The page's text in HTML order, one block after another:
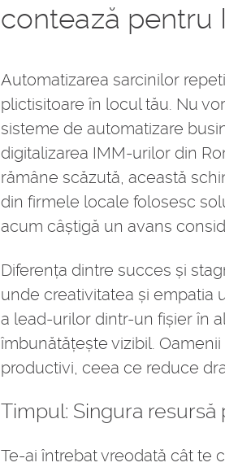
contează pentru
Automatizarea sarcinilor
plictisitoare în locul tău. Nu
sisteme de automatizare
digitalizarea IMM-urilor din
rămâne scăzută, această
din firmele locale folosesc
acum câștigă un avans
Diferența dintre succes și
unde creativitatea și empatia
a lead-urilor dintr-un fișier în
îmbunătățește vizibil.
productivi, ceea ce reduce
Timpul: Singura
Te-ai întrebat vreodată cât te